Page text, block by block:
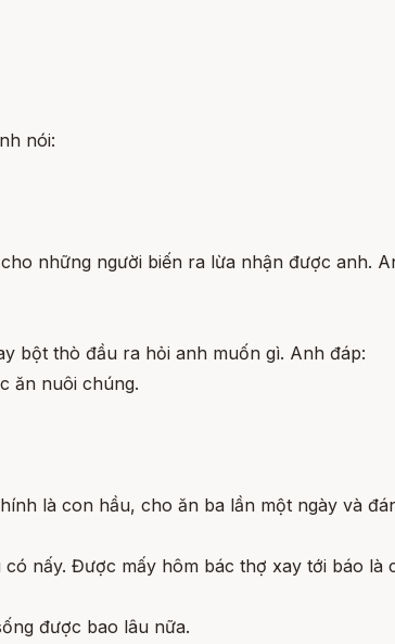
nói:
những người biến ra lừa nhận được anh.
bột thò đầu ra hỏi anh muốn gì. Anh đáp:
ăn nuôi chúng.
là con hầu, cho ăn ba lần một ngày và
nấy. Được mấy hôm bác thợ xay tới báo là
được bao lâu nữa.